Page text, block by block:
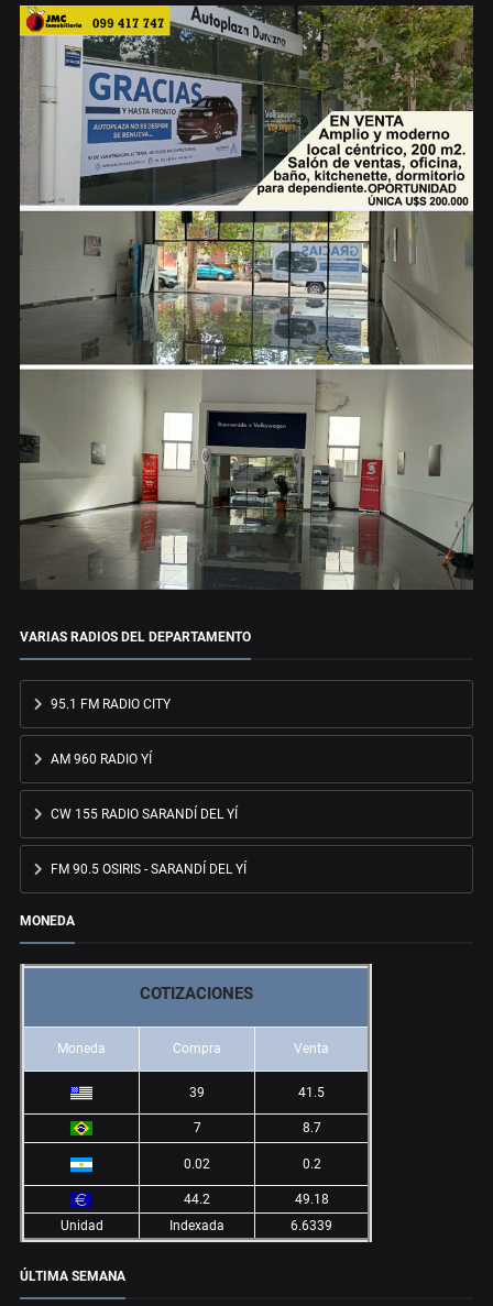
VARIAS RADIOS DEL DEPARTAMENTO
95.1 FM RADIO CITY
AM 960 RADIO YÍ
CW 155 RADIO SARANDÍ DEL YÍ
FM 90.5 OSIRIS - SARANDÍ DEL YÍ
MONEDA
COTIZACIONES
Moneda Compra Venta
39 41.5
7 8.7
0.02 0.2
44.2
49.18
Unidad
Indexada 6.6339
ÚLTIMA SEMANA